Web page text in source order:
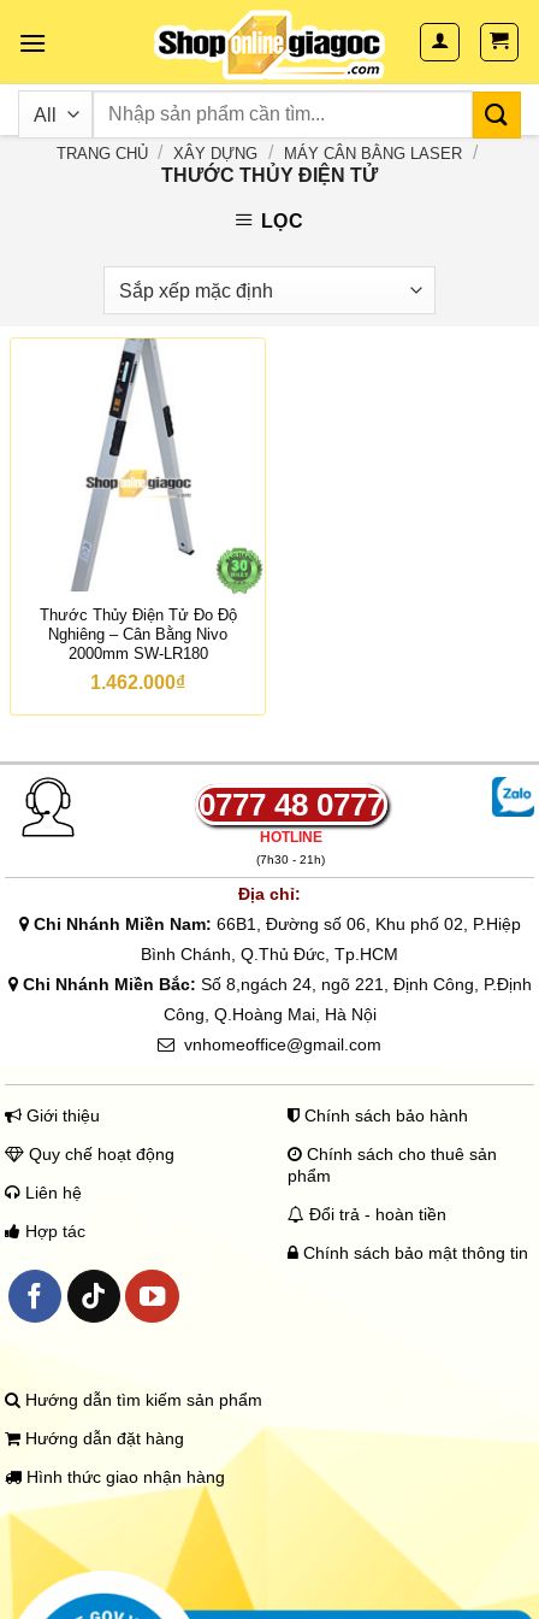
TRANG CHỦ / XÂY DỰNG / MÁY CÂN BẰNG LASER
/
THƯỚC THỦY ĐIỆN TỬ
LỌC
Thước Thủy Điện Tử Đo Độ
Nghiêng – Cân Bằng Nivo
2000mm SW-LR180
1.462.000₫
0777 48 0777
HOTLINE
(7h30 - 21h)
Địa chỉ:
Chi Nhánh Miền Nam: 66B1, Đường số 06, Khu phố 02, P.Hiệp
Bình Chánh, Q.Thủ Đức, Tp.HCM
Chi Nhánh Miền Bắc: Số 8,ngách 24, ngõ 221, Định Công, P.Định
Công, Q.Hoàng Mai, Hà Nội
vnhomeoffice@gmail.com
Giới thiệu
Quy chế hoạt động
Liên hệ
Hợp tác
Chính sách bảo hành
Chính sách cho thuê sản
phẩm
Đổi trả - hoàn tiền
Chính sách bảo mật thông tin
Hướng dẫn tìm kiếm sản phẩm
Hướng dẫn đặt hàng
Hình thức giao nhận hàng